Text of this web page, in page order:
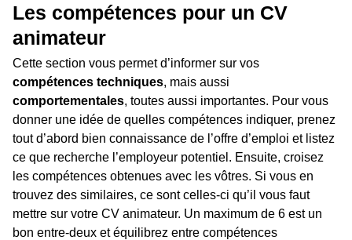
Les compétences pour un CV
animateur
Cette section vous permet d’informer sur vos
compétences techniques, mais aussi
comportementales, toutes aussi importantes. Pour vous
donner une idée de quelles compétences indiquer, prenez
tout d’abord bien connaissance de l’offre d’emploi et listez
ce que recherche l’employeur potentiel. Ensuite, croisez
les compétences obtenues avec les vôtres. Si vous en
trouvez des similaires, ce sont celles-ci qu’il vous faut
mettre sur votre CV animateur. Un maximum de 6 est un
bon entre-deux et équilibrez entre compétences